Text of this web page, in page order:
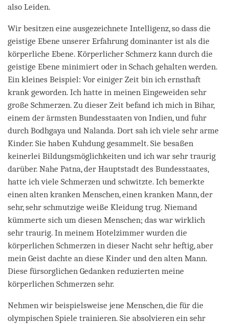
also Leiden.
Wir besitzen eine ausgezeichnete Intelligenz, so dass die
geistige Ebene unserer Erfahrung dominanter ist als die
körperliche Ebene. Körperlicher Schmerz kann durch die
geistige Ebene minimiert oder in Schach gehalten werden.
Ein kleines Beispiel: Vor einiger Zeit bin ich ernsthaft
krank geworden. Ich hatte in meinen Eingeweiden sehr
große Schmerzen. Zu dieser Zeit befand ich mich in Bihar,
einem der ärmsten Bundesstaaten von Indien, und fuhr
durch Bodhgaya und Nalanda. Dort sah ich viele sehr arme
Kinder. Sie haben Kuhdung gesammelt. Sie besaßen
keinerlei Bildungsmöglichkeiten und ich war sehr traurig
darüber. Nahe Patna, der Hauptstadt des Bundesstaates,
hatte ich viele Schmerzen und schwitzte. Ich bemerkte
einen alten kranken Menschen, einen kranken Mann, der
sehr, sehr schmutzige weiße Kleidung trug. Niemand
kümmerte sich um diesen Menschen; das war wirklich
sehr traurig. In meinem Hotelzimmer wurden die
körperlichen Schmerzen in dieser Nacht sehr heftig, aber
mein Geist dachte an diese Kinder und den alten Mann.
Diese fürsorglichen Gedanken reduzierten meine
körperlichen Schmerzen sehr.
Nehmen wir beispielsweise jene Menschen, die für die
olympischen Spiele trainieren. Sie absolvieren ein sehr